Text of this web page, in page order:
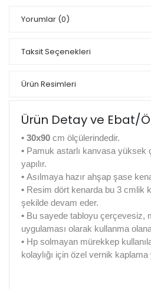
Yorumlar (0)
Taksit Seçenekleri
Ürün Resimleri
Ürün Detay ve Ebat/
• 30x90 cm ölçülerindedir.
• Pamuk astarlı kanvasa yüksek
yapılır.
• Asılmaya hazır ahşap şase
• Resim dört kenarda bu 3 cmlik
şekilde devam eder.
• Bu sayede tabloyu çerçevesiz,
uygulaması olarak kullanma
• Hp solmayan mürekkep
kolaylığı için özel vernik kaplama